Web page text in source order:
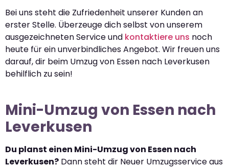
Bei uns steht die Zufriedenheit unserer Kunden an
erster Stelle. Überzeuge dich selbst von unserem
ausgezeichneten Service und kontaktiere uns noch
heute für ein unverbindliches Angebot. Wir freuen uns
darauf, dir beim Umzug von Essen nach Leverkusen
behilflich zu sein!
Mini-Umzug von Essen nach
Leverkusen
Du planst einen Mini-Umzug von Essen nach
Leverkusen? Dann steht dir Neuer Umzugsservice aus